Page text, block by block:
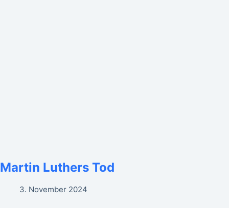
Martin Luthers Tod
3. November 2024